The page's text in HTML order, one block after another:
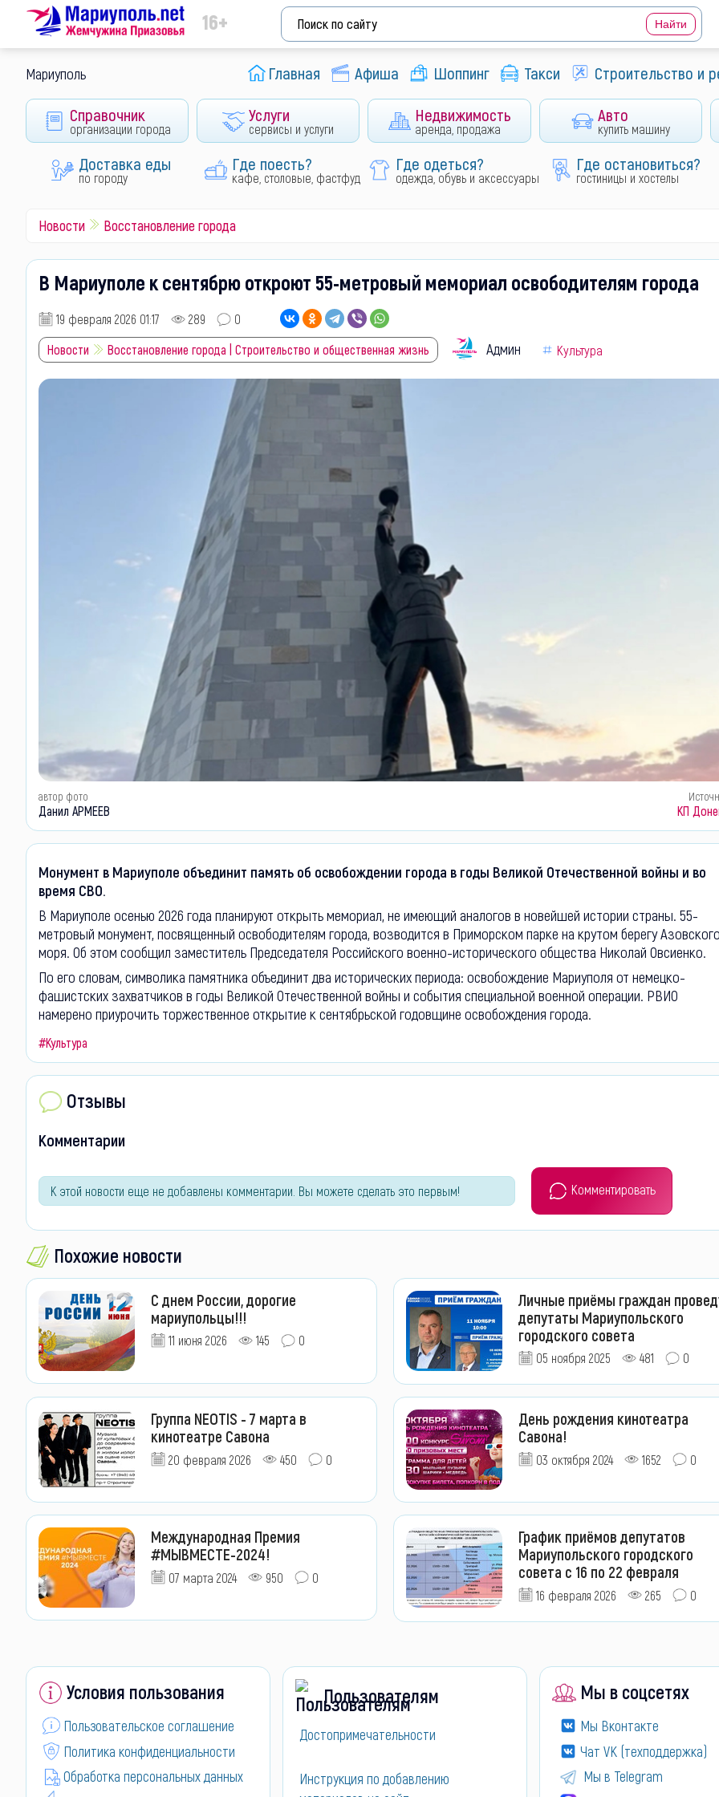
16+
Мариуполь Главная Афиша Шоппинг Такси Строительство и
Справочник
организации города
Услуги
сервисы и услуги
Недвижимость
аренда, продажа
Авто
купить машину
Доставка еды
по городу
Где поесть?
кафе, столовые, фастфуд
Где одеться?
одежда, обувь и аксессуары
Где остановиться?
гостиницы и хостелы
Новости Восстановление города
В Мариуполе к сентябрю откроют 55-метровый мемориал освободителям города
19 февраля 2026 01:17 289
0
Новости
Восстановление города | Строительство и общественная жизнь Админ Культура
автор фото
Данил АРМЕЕВ КП
Монумент в Мариуполе объединит память об освобождении города в годы Великой Отечественной войны и во
время СВО.
В Мариуполе осенью 2026 года планируют открыть мемориал, не имеющий аналогов в новейшей истории страны. 55-
метровый монумент, посвященный освободителям города, возводится в Приморском парке на крутом берегу
моря. Об этом сообщил заместитель Председателя Российского военно-исторического общества Николай Овсиенко.
По его словам, символика памятника объединит два исторических периода: освобождение Мариуполя от немецко-
фашистских захватчиков в годы Великой Отечественной войны и события специальной военной операции. РВИО
намерено приурочить торжественное открытие к сентябрьской годовщине освобождения города.
#Культура
Отзывы
Комментарии
К этой новости еще не добавлены комментарии. Вы можете сделать это первым! Комментировать
Похожие новости
С днем России, дорогие
мариупольцы!!!
11 июня 2026 145 0
Личные приёмы граждан
депутаты Мариупольского
городского совета
05 ноября 2025 481 0
Группа NEOTIS - 7 марта в
кинотеатре Савона
20 февраля 2026 450 0
День рождения кинотеатра
Савона!
03 октября 2024 1652 0
Международная Премия
#МЫВМЕСТЕ-2024!
07 марта 2024 950 0
График приёмов депутатов
Мариупольского городского
совета с 16 по 22 февраля
16 февраля 2026 265 0
Условия пользования
Пользовательское соглашение
Политика конфиденциальности
Обработка персональных данных
Пользователям
Достопримечательности
Инструкция по добавлению
Мы в соцсетях
Мы Вконтакте
Чат VK (техподдержка)
Мы в Telegram